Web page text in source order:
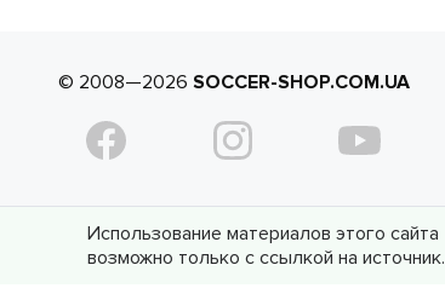
© 2008—2026 SOCCER-SHOP.COM.UA
Использование материалов этого сайта
возможно только с ссылкой на источник.